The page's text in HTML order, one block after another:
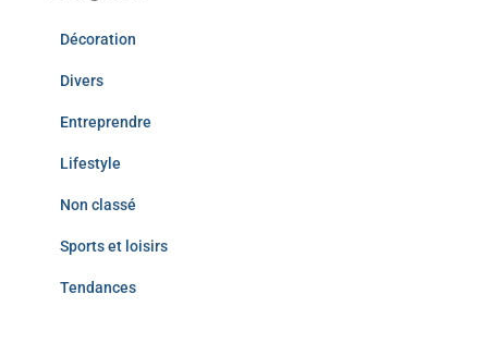
Décoration
Divers
Entreprendre
Lifestyle
Non classé
Sports et loisirs
Tendances